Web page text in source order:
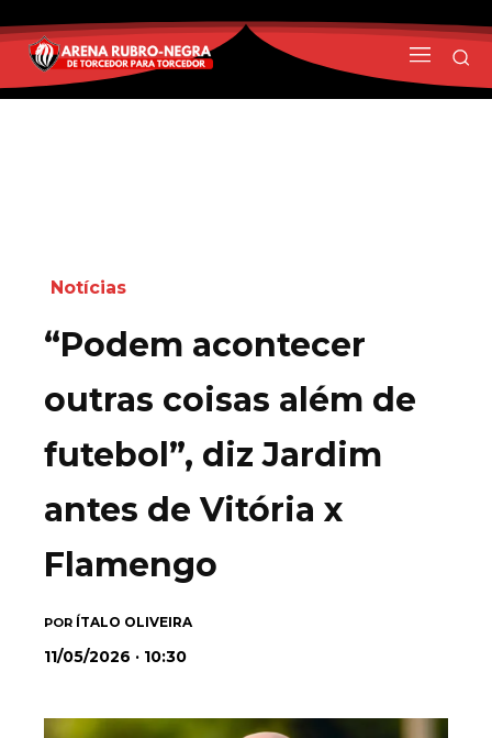
Notícias
“Podem acontecer
outras coisas além de
futebol”, diz Jardim
antes de Vitória x
Flamengo
POR ÍTALO OLIVEIRA
11/05/2026 · 10:30